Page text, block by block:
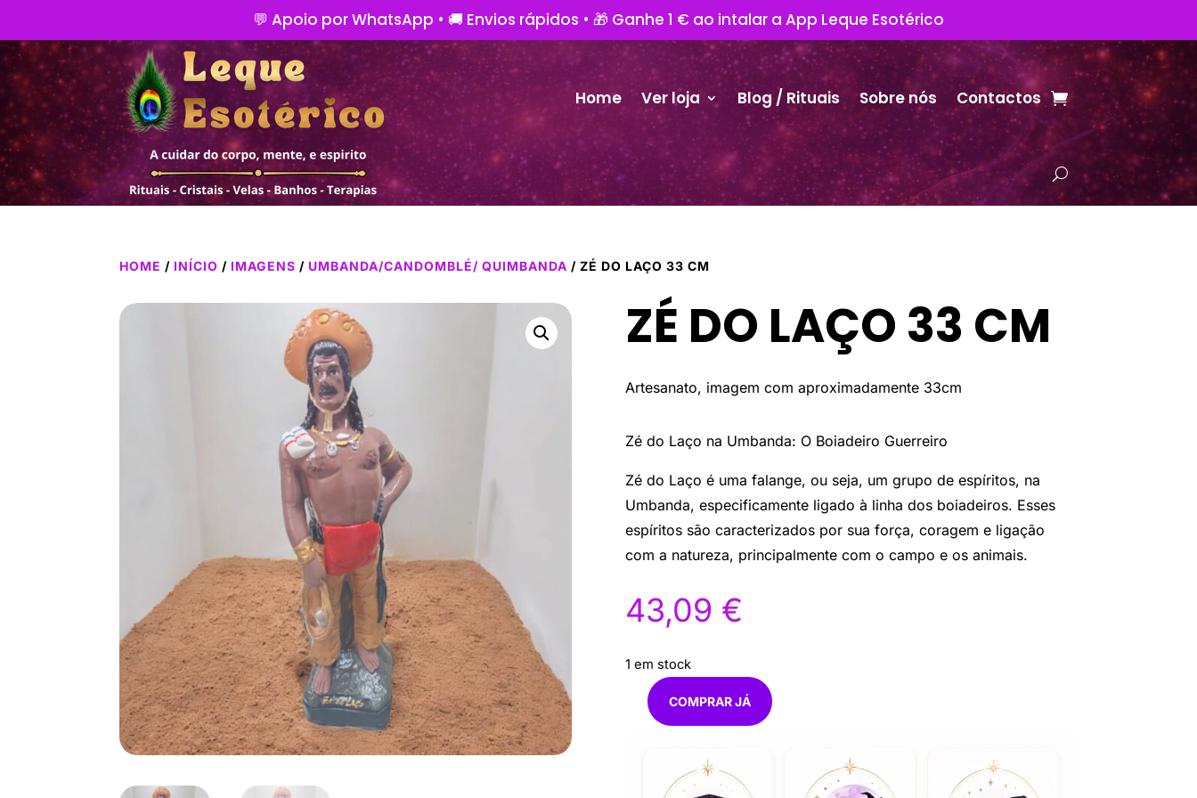
💬 Apoio por WhatsApp • 🚚 Envios rápidos • 🎁 Ganhe 1 € ao intalar a App Leque Esotérico
Home Ver loja Blog / Rituais Sobre nós Contactos
HOME / INÍCIO / IMAGENS / UMBANDA/CANDOMBLÉ/ QUIMBANDA / ZÉ DO LAÇO 33 CM
ZÉ DO LAÇO 33 CM
Artesanato, imagem com aproximadamente 33cm
Zé do Laço na Umbanda: O Boiadeiro Guerreiro
Zé do Laço é uma falange, ou seja, um grupo de espíritos, na
Umbanda, especificamente ligado à linha dos boiadeiros. Esses
espíritos são caracterizados por sua força, coragem e ligação
com a natureza, principalmente com o campo e os animais.
43,09 €
1 em stock
Quantidade
COMPRAR JÁ